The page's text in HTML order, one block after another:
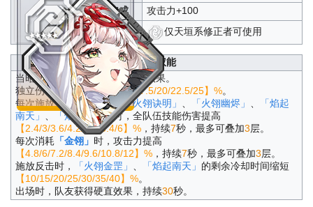
属性加成
攻击力+100
神系
仅天垣系修正者可使用
钥从权能
当昭阳·金乌装备时，获得以下效果。
独立伤害提高【10/12.5/15/17.5/20/22.5/25】%。
每次施放「火翎金罡」、「火翎诀明」 「火翎幽烬」
「焰起
南天」
「焰斩凌霄」时，全队伍技能伤害提高
【2.4/3/3.6/4.2/4.8/5.4/6】%，持续7秒，最多可叠加3层。
每次消耗 「金翎」 时，攻击力提高
【4.8/6/7.2/8.4/9.6/10.8/12】%，持续7秒，最多可叠加3层。
施放反击时，
「火翎金罡」 「焰起南天」 的剩余冷却时间缩短
【10/15/20/25/30/35/40】%。
出场时，队友获得硬直效果，持续30秒。